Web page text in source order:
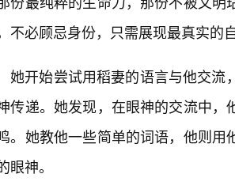
不必顾忌身份，只需展现最真实的
她开始尝试用稻妻的语言与他交流
传递。她发现，在眼神的交流中
。她教他一些简单的词语，他则
眼神。